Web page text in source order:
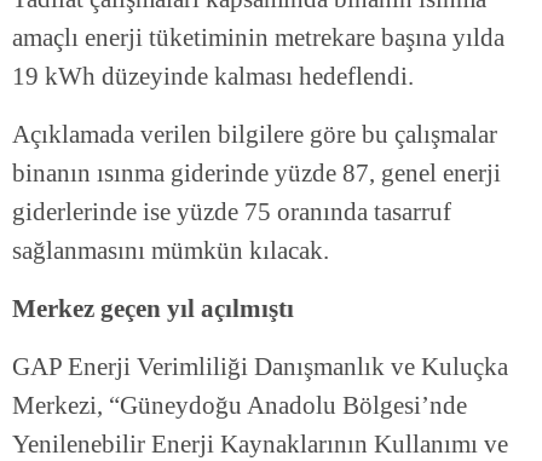
amaçlı enerji tüketiminin metrekare başına yılda
19 kWh düzeyinde kalması hedeflendi.
Açıklamada verilen bilgilere göre bu çalışmalar
binanın ısınma giderinde yüzde 87, genel enerji
giderlerinde ise yüzde 75 oranında tasarruf
sağlanmasını mümkün kılacak.
Merkez geçen yıl açılmıştı
GAP Enerji Verimliliği Danışmanlık ve Kuluçka
Merkezi, “Güneydoğu Anadolu Bölgesi’nde
Yenilenebilir Enerji Kaynaklarının Kullanımı ve